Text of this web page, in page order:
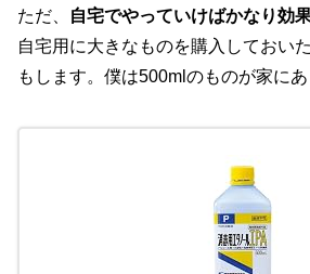
ただ、 自宅でやっていけばかなり効
自宅用に大きなものを購入しておい
もします。僕は500mlのものが家にあ